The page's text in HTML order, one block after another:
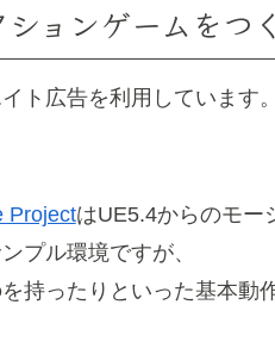
ョンゲームをつ
ト広告を利用しています。
ProjectはUE5.4からのモー
プル環境ですが、
持ったりといった基本動